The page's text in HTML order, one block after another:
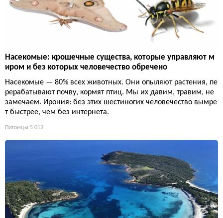
Насекомые: крошечные существа, которые управляют м
иром и без которых человечество обречено
Насекомые — 80% всех животных. Они опыляют растения, пе
рерабатывают почву, кормят птиц. Мы их давим, травим, не
замечаем. Ирония: без этих шестиногих человечество вымре
т быстрее, чем без интернета.
Питомцы 5 012